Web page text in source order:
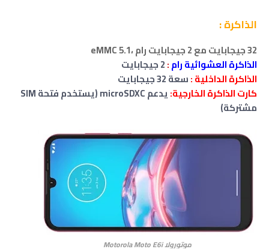
الذاكرة :
32 جيجابايت مع 2 جيجابايت رام ،
eMMC 5.1
الذاكرة العشوائية رام:2 جيجابايت
الذاكرة الداخلية :سعة32 جيجابايت
كارت الذاكرة الخارجية:
يدعم microSDXC (يستخدم فتحة SIM
مشتركة)
موتورولا Motorola Moto E6i